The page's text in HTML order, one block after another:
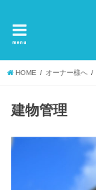
menu
HOME オーナー様へ
建物管理